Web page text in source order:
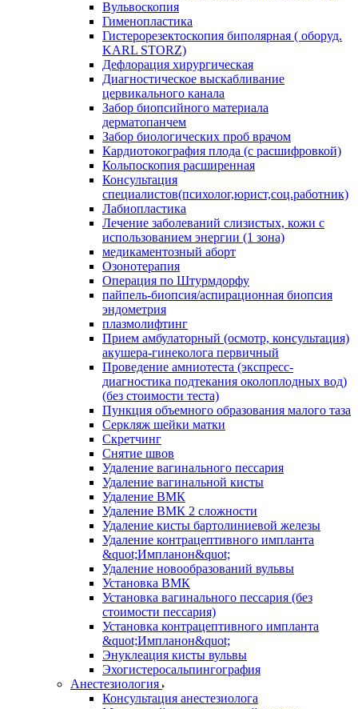
Вульвоскопия
Гименопластика
Гистерорезектоскопия биполярная ( оборуд.
KARL STORZ)
Дефлорация хирургическая
Диагностическое выскабливание
цервикального канала
Забор биопсийного материала
дерматопанчем
Забор биологических проб врачом
Кардиотокография плода (с расшифровкой)
Кольпоскопия расширенная
Консультация
специалистов(психолог,юрист,соц.работник)
Лабиопластика
Лечение заболеваний слизистых, кожи с
использованием энергии (1 зона)
медикаментозный аборт
Озонотерапия
Операция по Штурмдорфу
пайпель-биопсия/аспирационная биопсия
эндометрия
плазмолифтинг
Прием амбулаторный (осмотр, консультация)
акушера-гинеколога первичный
Проведение амниотеста (экспресс-
диагностика подтекания околоплодных вод)
(без стоимости теста)
Пункция объемного образования малого таза
Серкляж шейки матки
Скретчинг
Снятие швов
Удаление вагинального пессария
Удаление вагинальной кисты
Удаление ВМК
Удаление ВМК 2 сложности
Удаление кисты бартолиниевой железы
Удаление контрацептивного импланта
&quot;Импланон&quot;
Удаление новообразований вульвы
Установка ВМК
Установка вагинального пессария (без
стоимости пессария)
Установка контрацептивного импланта
&quot;Импланон&quot;
Энуклеация кисты вульвы
Эхогистеросальпингография
Анестезиология
Консультация анестезиолога